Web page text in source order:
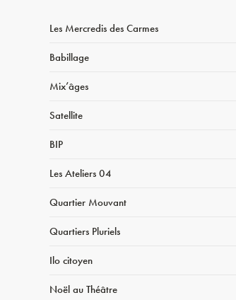
Les Mercredis des Carmes
Babillage
Mix’âges
Satellite
BIP
Les Ateliers 04
Quartier Mouvant
Quartiers Pluriels
Ilo citoyen
Noël au Théâtre